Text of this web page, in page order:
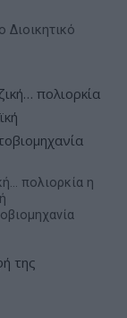
Διοικητικό
πολιορκία η